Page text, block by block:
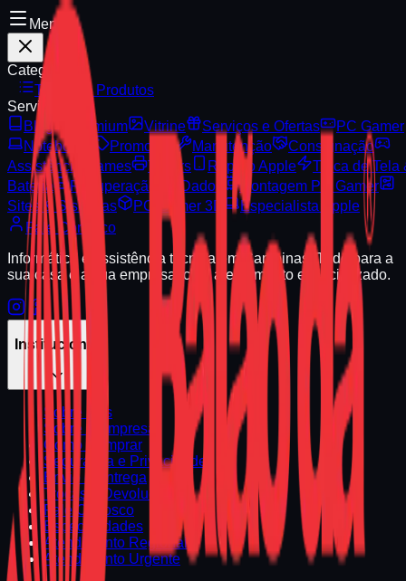
Menu
Categorias
Todos os Produtos
Serviços
Blog
Premium Vitrine Serviços e Ofertas
PC Gamer
Notebooks
Promoção Manutenção
Consignação
Assistência Games
Toners Reparo Apple
Troca de Tela
Bateria
Recuperação de Dados
Montagem PC Gamer
Sites & Sistemas
PC Gamer 3D
Especialista Apple
Fale Conosco
Informática e assistência técnica em Campinas. Tudo para a
sua casa e a sua empresa, com atendimento especializado.
Institucional
Sobre Nós
Sobre a Empresa
Como Comprar
Segurança e Privacidade
Envio e Entrega
Trocas e Devoluções
Fale Conosco
Especialidades
Atendimento Regional
Atendimento Urgente